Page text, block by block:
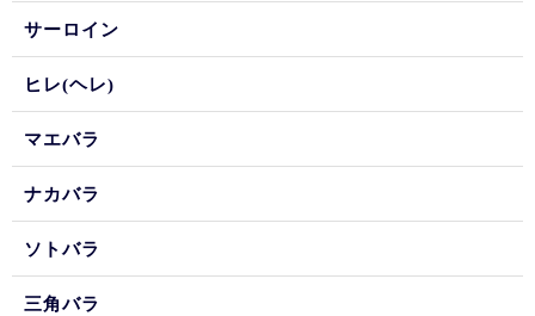
サーロイン
ヒレ(ヘレ)
マエバラ
ナカバラ
ソトバラ
三角バラ